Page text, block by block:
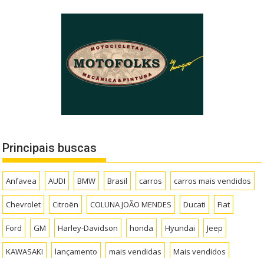
Principais buscas
Anfavea AUDI BMW Brasil carros carros mais vendidos
Chevrolet Citroën COLUNA JOÃO MENDES Ducati Fiat
Ford GM Harley-Davidson honda Hyundai Jeep
KAWASAKI lançamento mais vendidas Mais vendidos